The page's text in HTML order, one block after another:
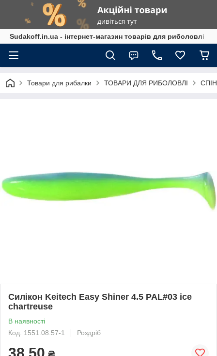
Sudakoff.in.ua - інтернет-магазин товарів для риболовлі
Товари для рибалки ТОВАРИ ДЛЯ РИБОЛОВЛІ
Силікон Keitech Easy Shiner 4.5 PAL#03 ice
chartreuse
В наявності
Код: 1551.08.57-1
Роздріб
38,50